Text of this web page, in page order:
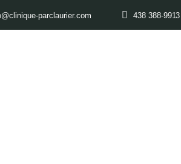
parclaurier.com 438 388-9913